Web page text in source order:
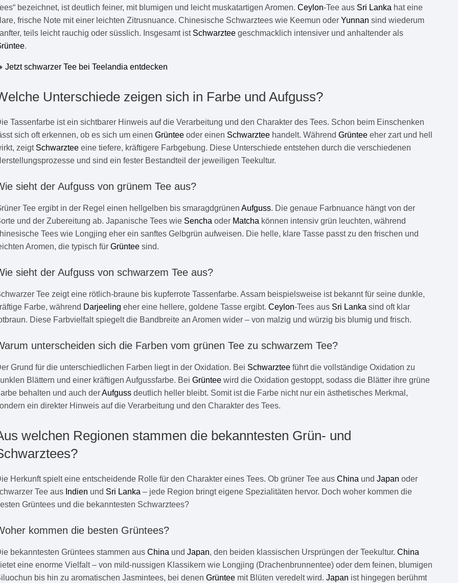
bezeichnet, ist deutlich feiner, mit blumigen und leicht muskatartigen Aromen.Ceylon-Tee aus Sri Lanka hat eine
frische Note mit einer leichten Zitrusnuance. Chinesische Schwarztees wie Keemun oderYunnan sind wiederum
teils leicht rauchig oder süsslich. Insgesamt ist Schwarztee geschmacklich intensiver und anhaltender als
.
Jetzt schwarzer Tee bei Teelandia entdecken
Unterschiede zeigen sich in Farbe undAufguss?
Tassenfarbe ist ein sichtbarer Hinweis auf die Verarbeitung und den Charakter des Tees. Schon beim Einschenken
sich oft erkennen, ob es sich um einenGrüntee oder einen Schwarztee handelt. WährendGrüntee eher zart und hell
zeigt Schwarztee eine tiefere, kräftigere Farbgebung. Diese Unterschiede entstehen durch die verschiedenen
und sind ein fester Bestandteil der jeweiligen Teekultur.
sieht derAufguss von grünem Tee aus?
Tee ergibt in der Regel einen hellgelben bis smaragdgrünenAufguss. Die genaue Farbnuance hängt von der
und der Zubereitung ab. Japanische Tees wie Sencha oder Matcha können intensiv grün leuchten, während
Tees wie Longjing eher ein sanftes Gelbgrün aufweisen. Die helle, klare Tasse passt zu den frischen und
Aromen, die typisch fürGrüntee sind.
sieht derAufguss von schwarzem Tee aus?
Tee zeigt eine rötlich-braune bis kupferrote Tassenfarbe. Assam beispielsweise ist bekannt für seine dunkle,
Farbe, während Darjeeling eher eine hellere, goldene Tasse ergibt.Ceylon-Tees aus Sri Lanka sind oft klar
Diese Farbvielfalt spiegelt die Bandbreite an Aromen wider – von malzig und würzig bis blumig und frisch.
unterscheiden sich die Farben vom grünen Tee zu schwarzem Tee?
Grund für die unterschiedlichen Farben liegt in der Oxidation. Bei Schwarztee führt die vollständige Oxidation zu
Blättern und einer kräftigen Aufgussfarbe. BeiGrüntee wird die Oxidation gestoppt, sodass die Blätter ihre grüne
behalten und auch derAufguss deutlich heller bleibt. Somit ist die Farbe nicht nur ein ästhetisches Merkmal,
ein direkter Hinweis auf die Verarbeitung und den Charakter des Tees.
welchen Regionen stammen die bekanntesten Grün- und
Herkunft spielt eine entscheidende Rolle für den Charakter eines Tees. Ob grüner Tee ausChina undJapan oder
Tee aus Indien und Sri Lanka – jede Region bringt eigene Spezialitäten hervor. Doch woher kommen die
Grüntees und die bekanntesten Schwarztees?
kommen die besten Grüntees?
bekanntesten Grüntees stammen ausChina undJapan, den beiden klassischen Ursprüngen der Teekultur.China
eine enorme Vielfalt – von mild-nussigen Klassikern wie Longjing (Drachenbrunnentee) oder dem feinen, blumigen
bis hin zu aromatischen Jasmintees, bei denenGrüntee mit Blüten veredelt wird.Japan ist hingegen berühmt